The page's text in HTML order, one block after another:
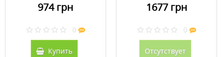
974 грн
0
Купить
1677 грн
0
Отсутствует